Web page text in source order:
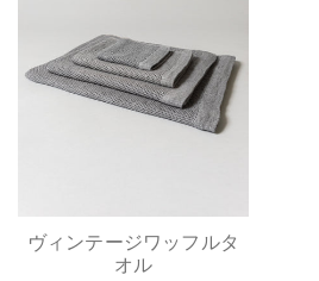
ヴィンテージワッフルタ
オル